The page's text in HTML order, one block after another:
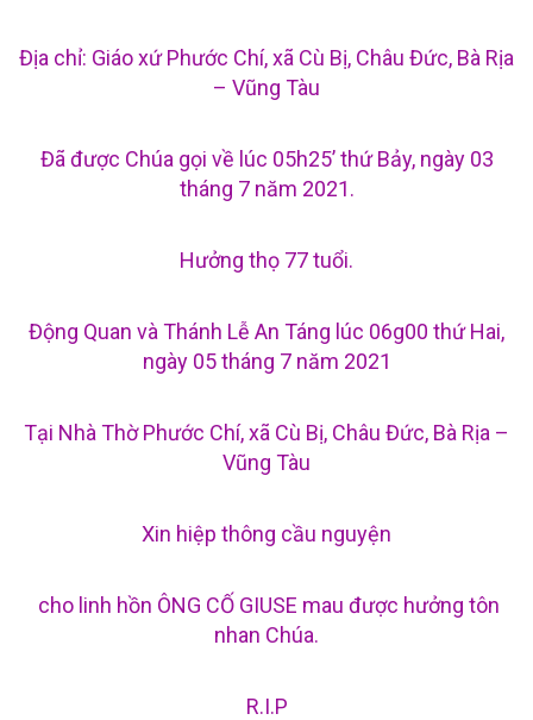
Địa chỉ: Giáo xứ Phước Chí, xã Cù Bị, Châu Đức, Bà Rịa
– Vũng Tàu
Đã được Chúa gọi về lúc 05h25’ thứ Bảy, ngày 03
tháng 7 năm 2021.
Hưởng thọ 77 tuổi.
Động Quan và Thánh Lễ An Táng lúc 06g00 thứ Hai,
ngày 05 tháng 7 năm 2021
Tại Nhà Thờ Phước Chí, xã Cù Bị, Châu Đức, Bà Rịa –
Vũng Tàu
Xin hiệp thông cầu nguyện
cho linh hồn ÔNG CỐ GIUSE mau được hưởng tôn
nhan Chúa.
R.I.P